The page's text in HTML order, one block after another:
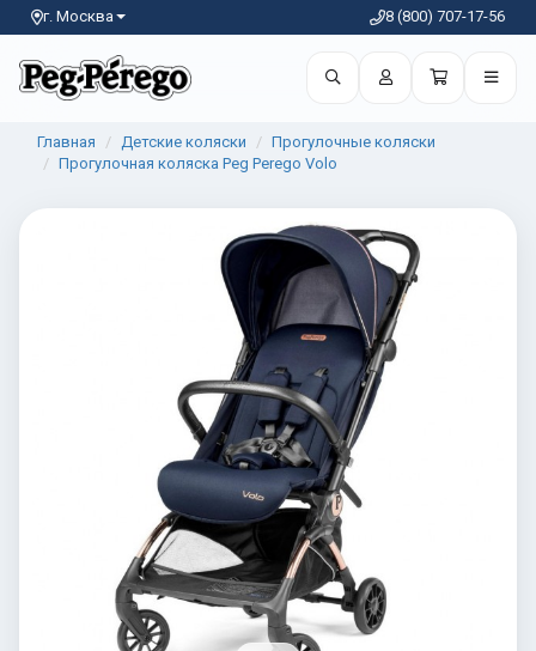
г. Москва 8 (800) 707-17-56
Главная Детские коляски
Прогулочные коляски
Прогулочная коляска Peg Perego Volo